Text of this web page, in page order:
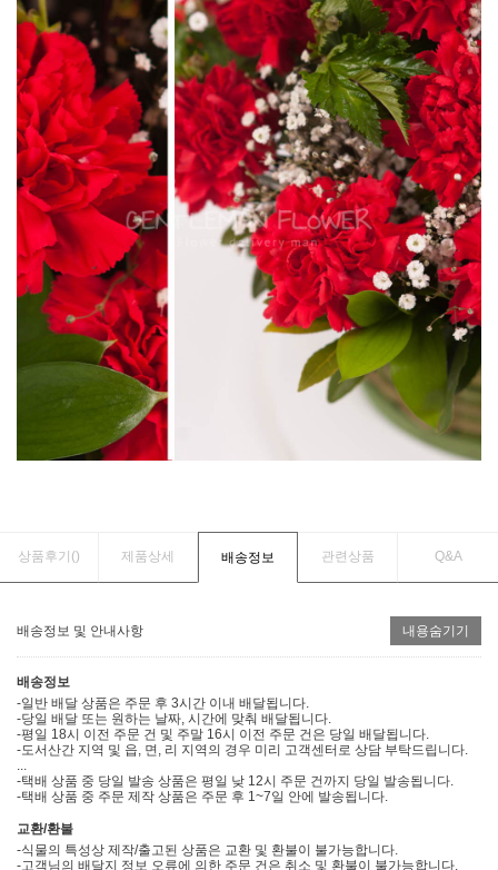
상품후기() 제품상세 배송정보 관련상품 Q&A
배송정보 및 안내사항 내용숨기기
배송정보
-일반 배달 상품은 주문 후 3시간 이내 배달됩니다.
-당일 배달 또는 원하는 날짜, 시간에 맞춰 배달됩니다.
-평일 18시 이전 주문 건 및 주말 16시 이전 주문 건은 당일 배달됩니다.
-도서산간 지역 및 읍, 면, 리 지역의 경우 미리 고객센터로 상담 부탁드립니다.
-택배 상품 중 당일 발송 상품은 평일 낮 12시 주문 건까지 당일 발송됩니다.
-택배 상품 중 주문 제작 상품은 주문 후 1~7일 안에 발송됩니다.
교환/환불
-식물의 특성상 제작/출고된 상품은 교환 및 환불이 불가능합니다.
-고객님의 배달지 정보 오류에 의한 주문 건은 취소 및 환불이 불가능합니다.